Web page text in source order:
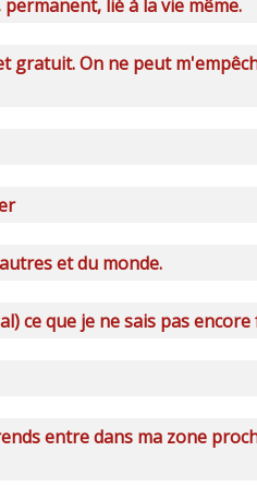
lié à la vie même.
gratuit. On ne peut
et du monde.
ce que je ne sais pas encore
entre dans ma zone